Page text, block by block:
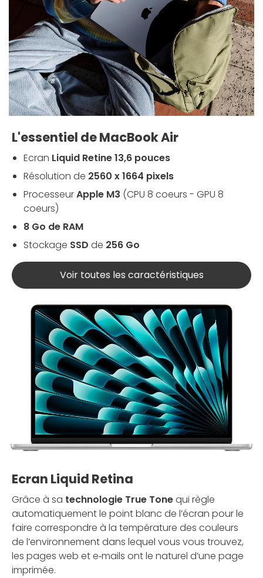
L'essentiel de MacBook Air
Ecran Liquid Retine 13,6 pouces
Résolution de 2560 x 1664 pixels
ProcesseurApple M3 (CPU 8 coeurs - GPU 8
coeurs)
8 Go de RAM
Stockage SSD de 256 Go
Voir toutes les caractéristiques
Ecran Liquid Retina
Grâce à sa technologie True Tonequi règle
automatiquement le point blanc de l’écran pour le
faire correspondre à la température des couleurs
de l’environ­nement dans lequel vous vous trouvez,
les pages web et e‑mails ont le naturel d’une page
imprimée.